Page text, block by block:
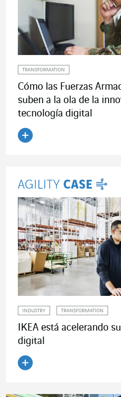
TRANSFORMATION
Cómo las Fuerzas
suben a la ola de la
tecnología digital
INDUSTRY TRANSFORMATION
IKEA está acelerando
digital